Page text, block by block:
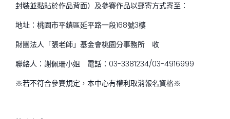
封裝並黏貼於作品背面）及參賽作品以郵寄方式寄至：
地址：桃園市平鎮區延平路一段168號3樓
財團法人「張老師」基金會桃園分事務所 收
聯絡人：謝佩珊小姐 電話：03-3381234/03-4916999
※若不符合參賽規定，本中心有權利取消報名資格※